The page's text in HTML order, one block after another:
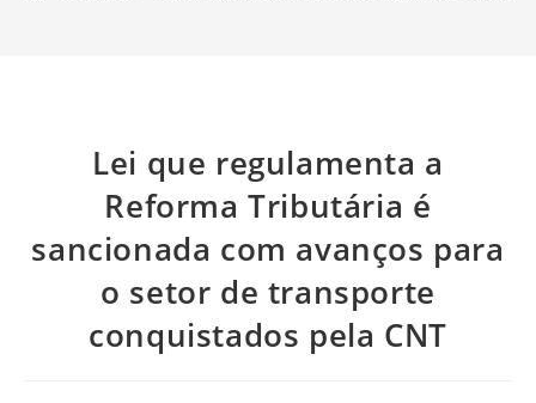
Lei que regulamenta a
Reforma Tributária é
sancionada com avanços para
o setor de transporte
conquistados pela CNT